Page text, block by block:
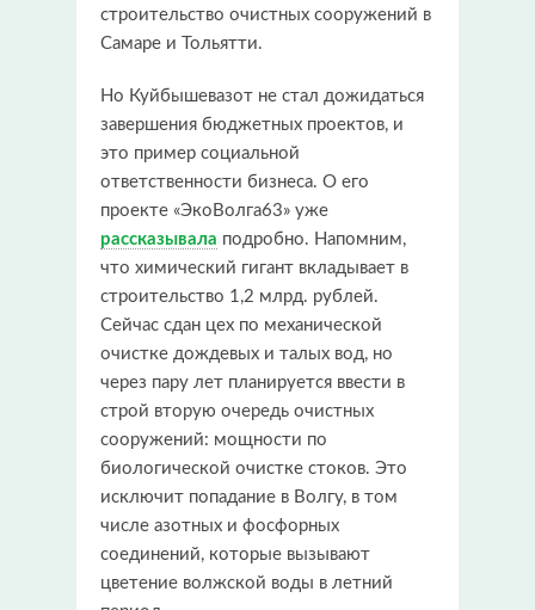
строительство очистных сооружений в
Самаре и Тольятти.
Но Куйбышевазот не стал дожидаться
завершения бюджетных проектов, и
это пример социальной
ответственности бизнеса. О его
проекте «ЭкоВолга63» уже
рассказывала подробно. Напомним,
что химический гигант вкладывает в
строительство 1,2 млрд. рублей.
Сейчас сдан цех по механической
очистке дождевых и талых вод, но
через пару лет планируется ввести в
строй вторую очередь очистных
сооружений: мощности по
биологической очистке стоков. Это
исключит попадание в Волгу, в том
числе азотных и фосфорных
соединений, которые вызывают
цветение волжской воды в летний